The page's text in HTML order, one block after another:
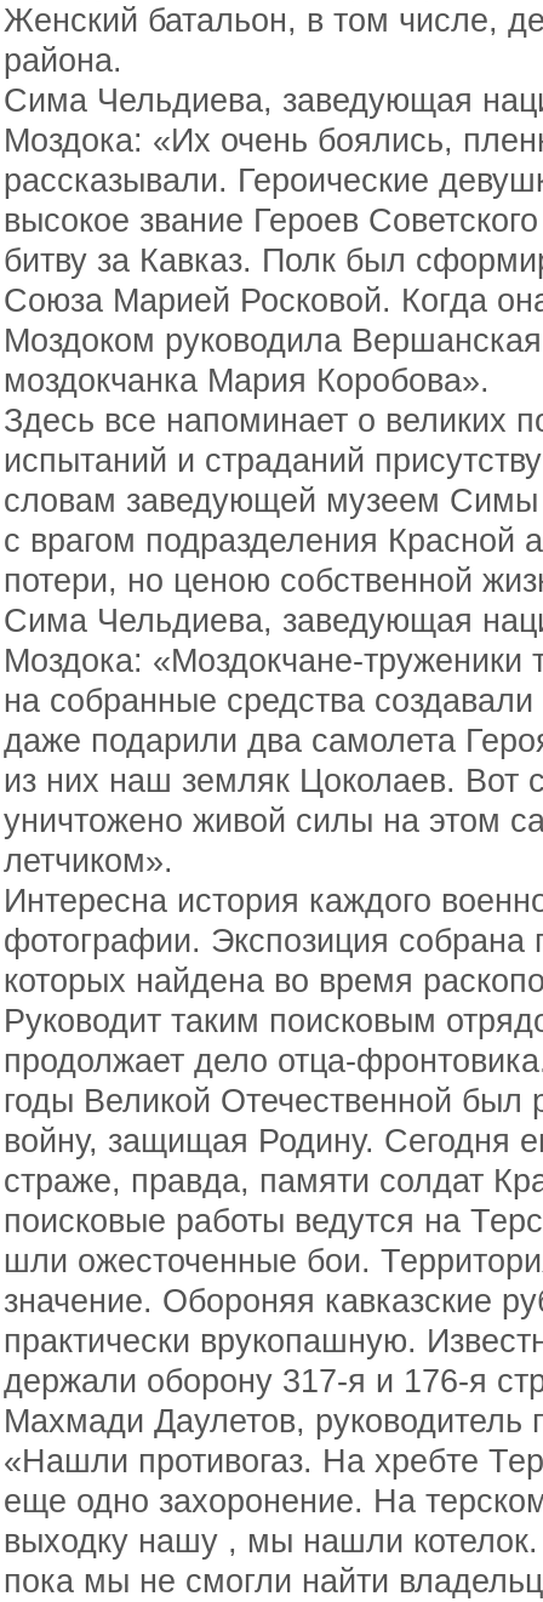
Женский батальон, в том числе,
района.
Сима Чельдиева, заведующая
Моздока: «Их очень боялись,
рассказывали. Героические
высокое звание Героев
битву за Кавказ. Полк был
Союза Марией Росковой. Когда
Моздоком руководила
моздокчанка Мария Коробова».
Здесь все напоминает о великих
испытаний и страданий
словам заведующей музеем Симы
с врагом подразделения Красной
потери, но ценою собственной
Сима Чельдиева, заведующая
Моздока: «Моздокчане-
на собранные средства
даже подарили два самолета
из них наш земляк Цоколаев. Вот
уничтожено живой силы на этом
летчиком».
Интересна история каждого
фотографии. Экспозиция собрана
которых найдена во время
Руководит таким поисковым
продолжает дело отца-
годы Великой Отечественной
войну, защищая Родину. Сегодня
страже, правда, памяти солдат
поисковые работы ведутся на
шли ожесточенные бои.
значение. Обороняя кавказские
практически врукопашную.
держали оборону 317-я и 176-я
Махмади Даулетов, руководитель
«Нашли противогаз. На хребте
еще одно захоронение. На
выходку нашу , мы нашли
пока мы не смогли найти